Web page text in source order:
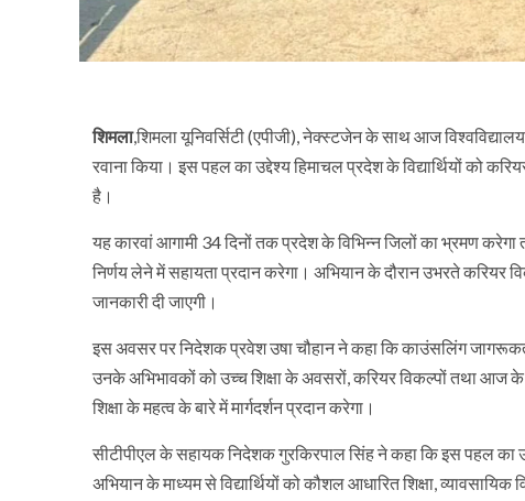
शिमला,शिमला यूनिवर्सिटी (एपीजी), नेक्स्टजेन के साथ आज
रवाना किया। इस पहल का उद्देश्य हिमाचल प्रदेश के विद्यार्थियों को
है।
यह कारवां आगामी 34 दिनों तक प्रदेश के विभिन्न जिलों का भ्रमण करेगा
निर्णय लेने में सहायता प्रदान करेगा। अभियान के दौरान उभरते करियर
जानकारी दी जाएगी।
इस अवसर पर निदेशक प्रवेश उषा चौहान ने कहा कि काउंसलिंग
उनके अभिभावकों को उच्च शिक्षा के अवसरों, करियर विकल्पों तथा आज
शिक्षा के महत्व के बारे में मार्गदर्शन प्रदान करेगा।
सीटीपीएल के सहायक निदेशक गुरकिरपाल सिंह ने कहा कि इस पहल का
अभियान के माध्यम से विद्यार्थियों को कौशल आधारित शिक्षा,